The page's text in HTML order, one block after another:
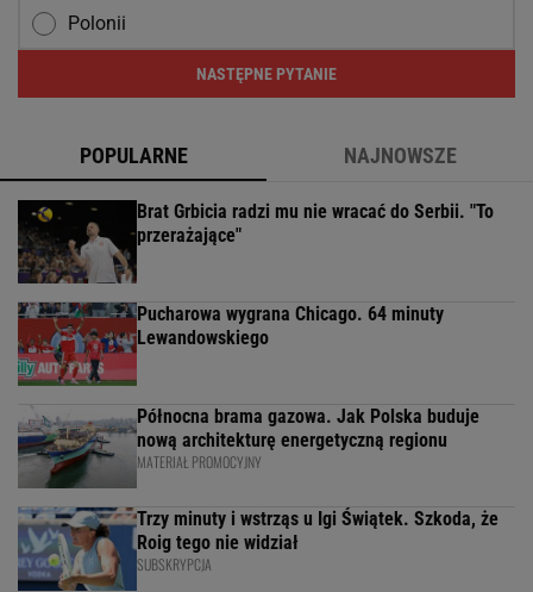
Polonii
NASTĘPNE PYTANIE
POPULARNE NAJNOWSZE
Brat Grbicia radzi mu nie wracać do Serbii. "To
przerażające"
Pucharowa wygrana Chicago. 64 minuty
Lewandowskiego
Północna brama gazowa. Jak Polska buduje
nową architekturę energetyczną regionu
MATERIAŁ PROMOCYJNY
Trzy minuty i wstrząs u Igi Świątek. Szkoda, że
Roig tego nie widział
SUBSKRYPCJA